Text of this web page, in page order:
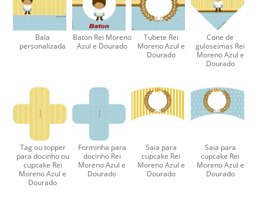
Bala
personalizada
Baton Rei Moreno
Azul e Dourado
Tubete Rei
Moreno Azul e
Dourado
Cone de
guloseimas Rei
Moreno Azul e
Dourado
Tag ou topper
para docinho ou
cupcake Rei
Moreno Azul e
Dourado
Forminha para
docinho Rei
Moreno Azul e
Dourado
Saia para
cupcake Rei
Moreno Azul e
Dourado
Saia para
cupcake Rei
Moreno Azul e
Dourado